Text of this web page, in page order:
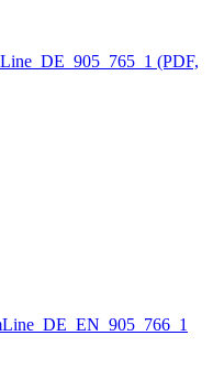
(PDF,